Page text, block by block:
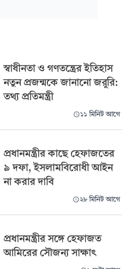
স্বাধীনতা ও গণতন্ত্রের ইতিহাস
নতুন প্রজন্মকে জানানো জরুরি:
তথ্য প্রতিমন্ত্রী
১১ মিনিট আগে
প্রধানমন্ত্রীর কাছে হেফাজতের
৯ দফা, ইসলামবিরোধী আইন
না করার দাবি
২৮ মিনিট আগে
প্রধানমন্ত্রীর সঙ্গে হেফাজত
আমিরের সৌজন্য সাক্ষাৎ